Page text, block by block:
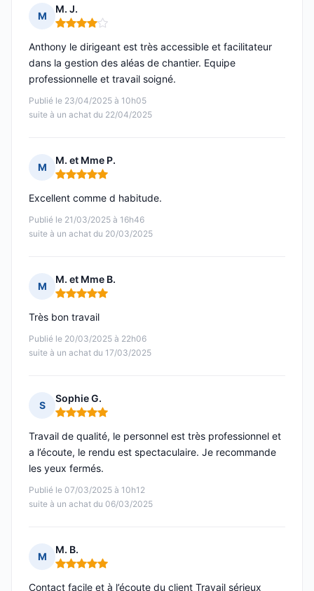
M
M. J.
Note : 4 sur 5
Publié le 23/04/2025 à 10h05
suite à un achat du 22/04/2025
Anthony le dirigeant est très accessible et facilitateur
dans la gestion des aléas de chantier. Equipe
professionnelle et travail soigné.
M
M. et Mme P.
Note : 5 sur 5
Publié le 21/03/2025 à 16h46
suite à un achat du 20/03/2025
Excellent comme d habitude.
M
M. et Mme B.
Note : 5 sur 5
Publié le 20/03/2025 à 22h06
suite à un achat du 17/03/2025
Très bon travail
S
Sophie G.
Note : 5 sur 5
Publié le 07/03/2025 à 10h12
suite à un achat du 06/03/2025
Travail de qualité, le personnel est très professionnel et
a l’écoute, le rendu est spectaculaire. Je recommande
les yeux fermés.
M
M. B.
Note : 5 sur 5
Contact facile et à l’écoute du client Travail sérieux